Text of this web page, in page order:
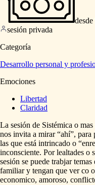
sesión privada
Categoría
Desarrollo personal y
Emociones
Libertad
Claridad
La sesión de Sistémica o mas
nos invita a mirar “ahí”, para
las que está intrincado o
inconsciente. Por lealtades o
sesión se puede trabjar temas
familiar y tengan que ver co
economico, amoroso,